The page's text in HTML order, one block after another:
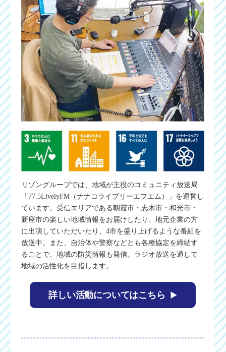
リゾングループでは、地域が主役のコミュニティ放送局
「77.5LivelyFM（ナナコライブリーエフエム）」を運営し
ています。受信エリアである朝霞市・志木市・和光市・
新座市の楽しい地域情報をお届けしたり、地元企業の方
に出演していただいたり、4市を盛り上げるような番組を
放送中。また、自治体や警察などとも各種協定を締結す
ることで、地域の防災情報も発信。ラジオ放送を通して
地域の活性化を目指します。
詳しい活動についてはこちら